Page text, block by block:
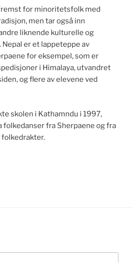
for minoritetsfolk med
men tar også inn
liknende kulturelle og
er et lappeteppe av
for eksempel, som er
i Himalaya, utvandret
og flere av elevene ved
skolen i Kathamndu i 1997,
folkedanser fra Sherpaene og fra
folkedrakter.